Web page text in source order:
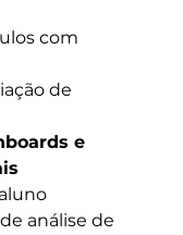
com
de
e
análise de